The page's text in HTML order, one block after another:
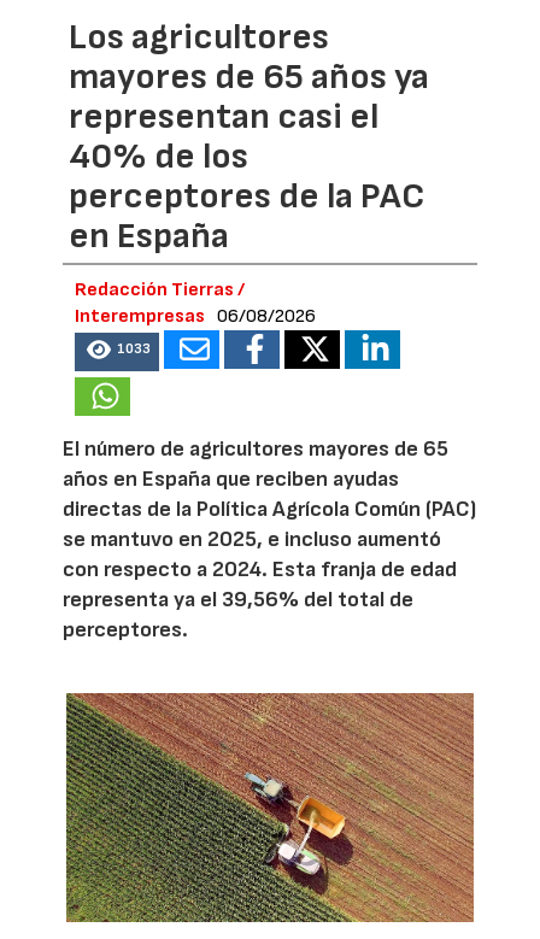
Los agricultores
mayores de 65 años ya
representan casi el
40% de los
perceptores de la PAC
en España
Redacción Tierras /
Interempresas
06/08/2026
1033
El número de agricultores mayores de 65
años en España que reciben ayudas
directas de la Política Agrícola Común (PAC)
se mantuvo en 2025, e incluso aumentó
con respecto a 2024. Esta franja de edad
representa ya el 39,56% del total de
perceptores.